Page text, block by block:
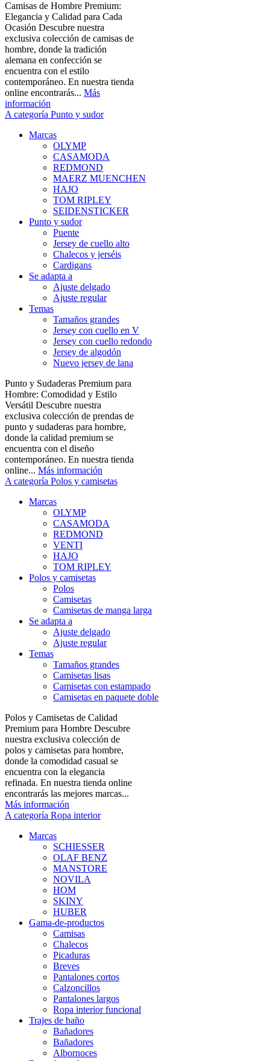
Camisas de Hombre Premium:
Elegancia y Calidad para Cada
Ocasión Descubre nuestra
exclusiva colección de camisas de
hombre, donde la tradición
alemana en confección se
encuentra con el estilo
contemporáneo. En nuestra tienda
online encontrarás... Más
información
A categoría Punto y sudor
Marcas
OLYMP
CASAMODA
REDMOND
MAERZ MUENCHEN
HAJO
TOM RIPLEY
SEIDENSTICKER
Punto y sudor
Puente
Jersey de cuello alto
Chalecos y jerséis
Cardigans
Se adapta a
Ajuste delgado
Ajuste regular
Temas
Tamaños grandes
Jersey con cuello en V
Jersey con cuello redondo
Jersey de algodón
Nuevo jersey de lana
Punto y Sudaderas Premium para
Hombre: Comodidad y Estilo
Versátil Descubre nuestra
exclusiva colección de prendas de
punto y sudaderas para hombre,
donde la calidad premium se
encuentra con el diseño
contemporáneo. En nuestra tienda
online... Más información
A categoría Polos y camisetas
Marcas
OLYMP
CASAMODA
REDMOND
VENTI
HAJO
TOM RIPLEY
Polos y camisetas
Polos
Camisetas
Camisetas de manga larga
Se adapta a
Ajuste delgado
Ajuste regular
Temas
Tamaños grandes
Camisetas lisas
Camisetas con estampado
Camisetas en paquete doble
Polos y Camisetas de Calidad
Premium para Hombre Descubre
nuestra exclusiva colección de
polos y camisetas para hombre,
donde la comodidad casual se
encuentra con la elegancia
refinada. En nuestra tienda online
encontrarás las mejores marcas...
Más información
A categoría Ropa interior
Marcas
SCHIESSER
OLAF BENZ
MANSTORE
NOVILA
HOM
SKINY
HUBER
Gama-de-productos
Camisas
Chalecos
Picaduras
Breves
Pantalones cortos
Calzoncillos
Pantalones largos
Ropa interior funcional
Trajes de baño
Bañadores
Bañadores
Albornoces